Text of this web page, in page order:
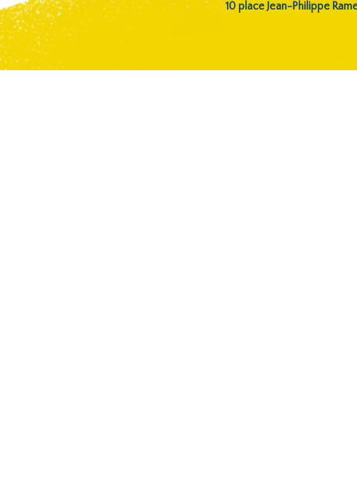
10 place Jean-Philippe